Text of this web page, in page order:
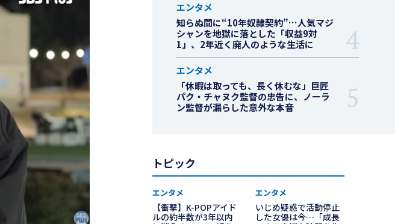
エンタメ
知らぬ間に“10年奴隷契約”…人気マジ
シャンを地獄に落とした「収益9対
1」、2年近く廃人のような生活に
エンタメ
「休暇は取っても、長く休むな」巨匠
パク・チャヌク監督の忠告に、ノーラ
ン監督が漏らした意外な本音
トピック
エンタメ
【衝撃】K-POPアイド
ルの約半数が3年以内
エンタメ
いじめ疑惑で活動停止
した女優は今…「成長